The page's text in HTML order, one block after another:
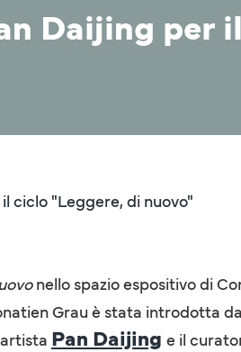
Daijing per
ciclo "Leggere, di nuovo"
nello spazio espositivo di
Grau è stata introdotta
Pan Daijing e il